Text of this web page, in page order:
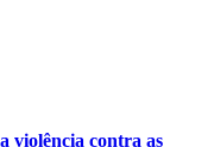
violência contra as